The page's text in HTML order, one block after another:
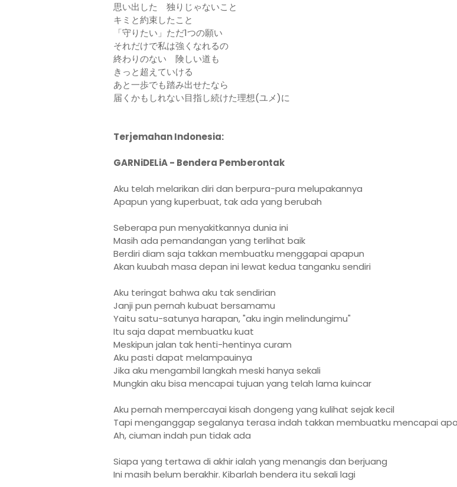
思い出した 独りじゃないこと
キミと約束したこと
「守りたい」ただ1つの願い
それだけで私は強くなれるの
終わりのない 険しい道も
きっと超えていける
あと一歩でも踏み出せたなら
届くかもしれない目指し続けた理想(ユメ)に
Terjemahan Indonesia:
GARNiDELiA - Bendera Pemberontak
Aku telah melarikan diri dan berpura-pura melupakannya
Apapun yang kuperbuat, tak ada yang berubah
Seberapa pun menyakitkannya dunia ini
Masih ada pemandangan yang terlihat baik
Berdiri diam saja takkan membuatku menggapai apapun
Akan kuubah masa depan ini lewat kedua tanganku sendiri
Aku teringat bahwa aku tak sendirian
Janji pun pernah kubuat bersamamu
Yaitu satu-satunya harapan, "aku ingin melindungimu"
Itu saja dapat membuatku kuat
Meskipun jalan tak henti-hentinya curam
Aku pasti dapat melampauinya
Jika aku mengambil langkah meski hanya sekali
Mungkin aku bisa mencapai tujuan yang telah lama kuincar
Aku pernah mempercayai kisah dongeng yang kulihat sejak kecil
Tapi menganggap segalanya terasa indah takkan membuatku mencapai
Ah, ciuman indah pun tidak ada
Siapa yang tertawa di akhir ialah yang menangis dan berjuang
Ini masih belum berakhir. Kibarlah bendera itu sekali lagi